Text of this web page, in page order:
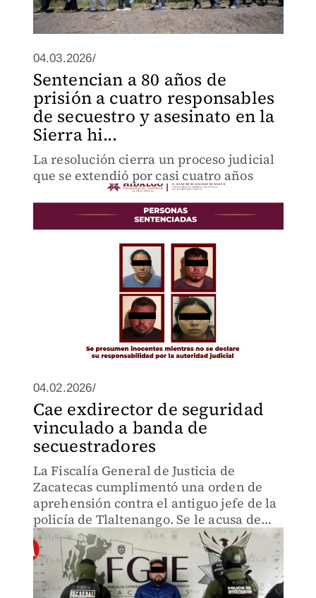
04.03.2026/
Sentencian a 80 años de
prisión a cuatro responsables
de secuestro y asesinato en la
Sierra hi...
La resolución cierra un proceso judicial
que se extendió por casi cuatro años
04.02.2026/
Cae exdirector de seguridad
vinculado a banda de
secuestradores
La Fiscalía General de Justicia de
Zacatecas cumplimentó una orden de
aprehensión contra el antiguo jefe de la
policía de Tlaltenango. Se le acusa de
participar activamente en privaciones
ilegales de la libertad mientras
ostentaba el cargo público.